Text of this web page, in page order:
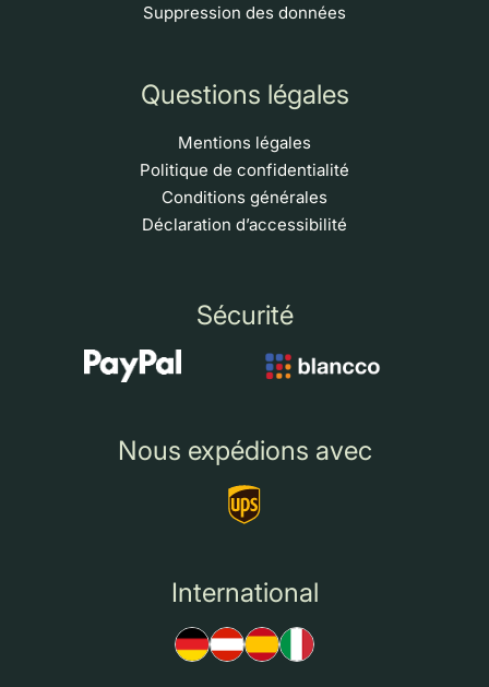
Suppression des données
Questions légales
Mentions légales
Politique de confidentialité
Conditions générales
Déclaration d’accessibilité
Sécurité
Nous expédions avec
International